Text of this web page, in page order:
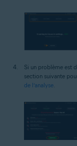
Si un problème est
section suivante
de l’analyse.